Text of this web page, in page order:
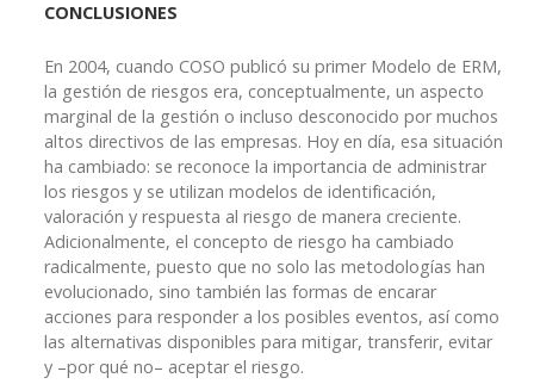
CONCLUSIONES
En 2004, cuando COSO publicó su primer Modelo de ERM,
la gestión de riesgos era, conceptualmente, un aspecto
marginal de la gestión o incluso desconocido por muchos
altos directivos de las empresas. Hoy en día, esa situación
ha cambiado: se reconoce la importancia de administrar
los riesgos y se utilizan modelos de identificación,
valoración y respuesta al riesgo de manera creciente.
Adicionalmente, el concepto de riesgo ha cambiado
radicalmente, puesto que no solo las metodologías han
evolucionado, sino también las formas de encarar
acciones para responder a los posibles eventos, así como
las alternativas disponibles para mitigar, transferir, evitar
y –por qué no– aceptar el riesgo.